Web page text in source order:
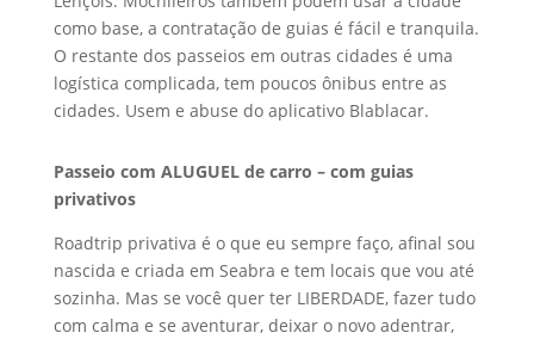
como base, a contratação de guias é fácil e tranquila.
O restante dos passeios em outras cidades é uma
logística complicada, tem poucos ônibus entre as
cidades. Usem e abuse do aplicativo Blablacar.
Passeio com ALUGUEL de carro – com guias
privativos
Roadtrip privativa é o que eu sempre faço, afinal sou
nascida e criada em Seabra e tem locais que vou até
sozinha. Mas se você quer ter LIBERDADE, fazer tudo
com calma e se aventurar, deixar o novo adentrar,